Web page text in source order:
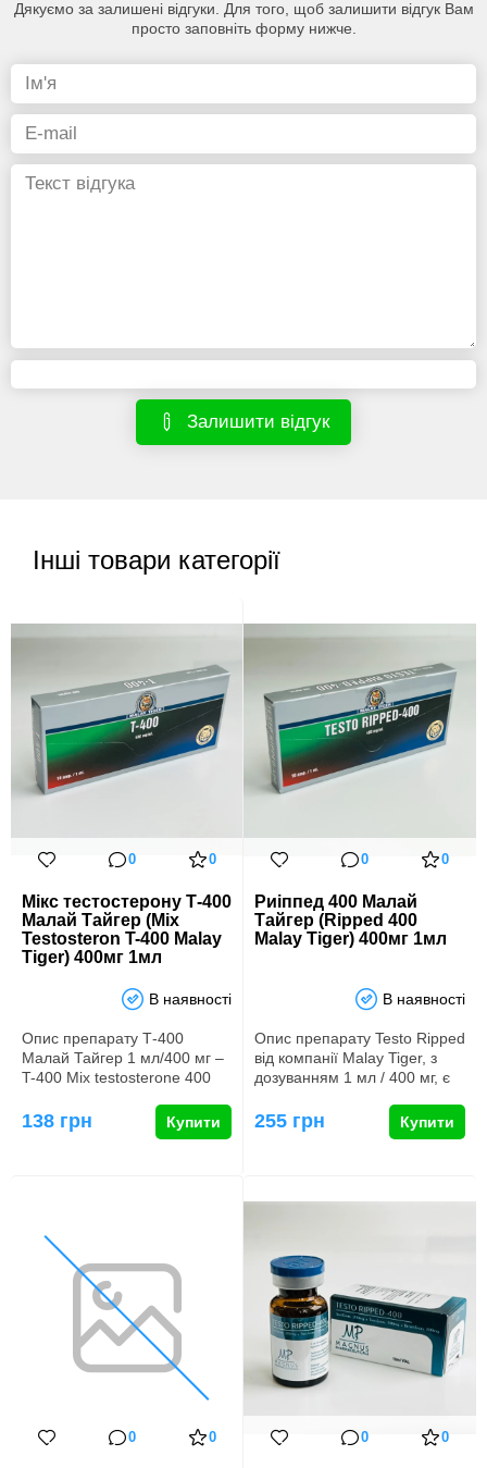
Дякуємо за залишені відгуки. Для того, щоб залишити відгук Вам
просто заповніть форму нижче.
Залишити відгук
Інші товари категорії
0 0
Мікс тестостерону Т-400
Малай Тайгер (Mix
Testosteron T-400 Malay
Tiger) 400мг 1мл
В наявності
Опис препарату Т-400
Малай Тайгер 1 мл/400 мг –
T-400 Mix testosterone 400
138 грн Купити
0 0
Риіппед 400 Малай
Тайгер (Ripped 400
Malay Tiger) 400мг 1мл
В наявності
Опис препарату Testo Ripped
від компанії Malay Tiger, з
дозуванням 1 мл / 400 мг, є
255 грн Купити
0 0 0 0